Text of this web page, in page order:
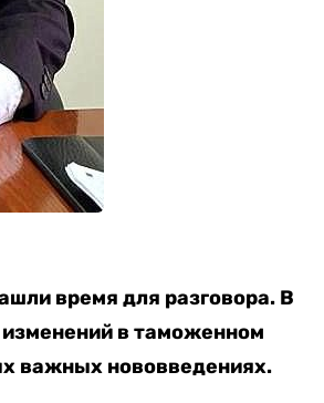
время для разговора. В
в таможенном
важных нововведениях.